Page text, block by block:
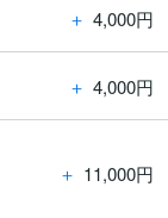
＋ 4,000円
＋ 4,000円
＋ 11,000円